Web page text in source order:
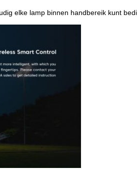
elke lamp binnen handbereik kunt